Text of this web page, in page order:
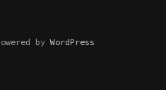
byWordPress